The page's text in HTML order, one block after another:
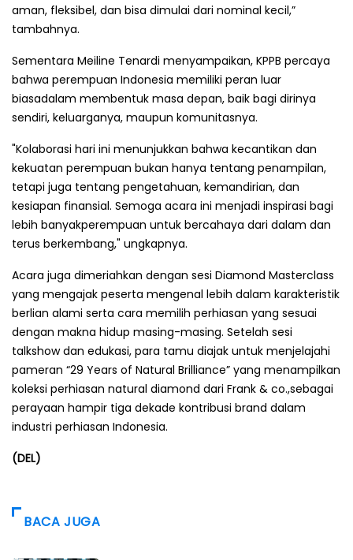
aman, fleksibel, dan bisa dimulai dari nominal kecil,”
tambahnya.
Sementara Meiline Tenardi menyampaikan, KPPB percaya
bahwa perempuan Indonesia memiliki peran luar
biasadalam membentuk masa depan, baik bagi dirinya
sendiri, keluarganya, maupun komunitasnya.
"Kolaborasi hari ini menunjukkan bahwa kecantikan dan
kekuatan perempuan bukan hanya tentang penampilan,
tetapi juga tentang pengetahuan, kemandirian, dan
kesiapan finansial. Semoga acara ini menjadi inspirasi bagi
lebih banyakperempuan untuk bercahaya dari dalam dan
terus berkembang," ungkapnya.
Acara juga dimeriahkan dengan sesi Diamond Masterclass
yang mengajak peserta mengenal lebih dalam karakteristik
berlian alami serta cara memilih perhiasan yang sesuai
dengan makna hidup masing-masing. Setelah sesi
talkshow dan edukasi, para tamu diajak untuk menjelajahi
pameran “29 Years of Natural Brilliance” yang menampilkan
koleksi perhiasan natural diamond dari Frank & co.,sebagai
perayaan hampir tiga dekade kontribusi brand dalam
industri perhiasan Indonesia.
(DEL)
BACA JUGA